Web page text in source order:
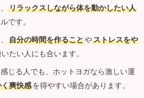
リラックスしながら体を動かしたい人
です。
自分の時間を作ることやストレスをや
たい人にも合います。
じる人でも、ホットヨガなら激しい運
爽快感 を得やすい場合があります。